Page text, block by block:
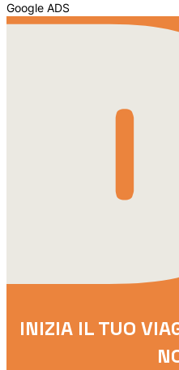
Google ADS
INIZIA IL TUO